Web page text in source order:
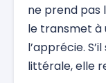
ne prend pas
le transmet à
l’apprécie.
littérale, elle